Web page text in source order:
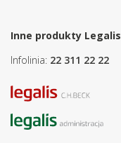
Inne produkty Legalis
Infolinia: 22 311 22 22